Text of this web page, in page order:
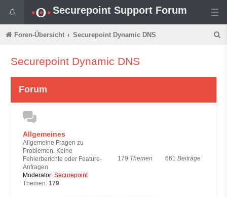
Securepoint Support Forum
Foren-Übersicht Securepoint Dynamic DNS
Securepoint Dynamic DNS
Forum
Allgemeines
Allgemeine Fragen zu
Problemen. Keine
Fehlerberichte oder Feature-
Anfragen
Moderator: Securepoint
Themen: 179
179 Themen 661 Beiträge